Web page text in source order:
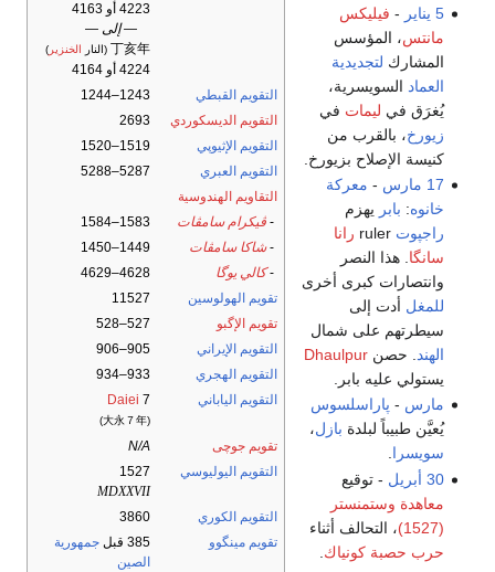
4223 أو 4163
— إلى —
丁亥年 (النار الخنزير )
4224 أو 4164
التقويم القبطي
1243–1244
التقويم الديسكوردي
2693
التقويم الإثيوپي
1519–1520
التقويم العبري
5287–5288
التقاويم الهندوسية
- ڤيكرام سامڤات
1583–1584
-شاكا سامڤات
1449–1450
-كالي يوگا
4628–4629
تقويم الهولوسين
11527
تقويم الإگبو
527–528
التقويم الإيراني
905–906
التقويم الهجري
933–934
التقويم الياباني
Daiei 7
(大永７年)
تقويم جوچى
N/A
التقويم اليوليوسي
1527
MDXXVII
التقويم الكوري
3860
تقويم مينگوو
385 قبل
جمهورية
الصين
5 يناير
- فيليكس
مانتس، المؤسس
المشارك لتجديدية
العماد السويسرية،
يُغرَق في ليمات في
زيورخ، بالقرب من
كنيسة الإصلاح بزيورخ.
17 مارس
- معركة
خانوه: بابر يهزم
راجپوت ruler
رانا
سانگا . هذا النصر
وانتصارات كبرى أخرى
للمغل أدت إلى
سيطرتهم على شمال
الهند
. حصنDhaulpur
يستولي عليه بابر.
مارس - پاراسلسوس
يُعيَّن طبيباً لبلدة بازل،
سويسرا.
30 أبريل
- توقيع
معاهدة وستمنستر
(1527)
، التحالف أثناء
حرب حصبة كونياك